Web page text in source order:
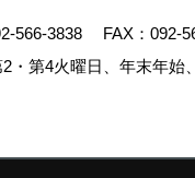
566-3838
FAX：092-
・第4火曜日、年末年